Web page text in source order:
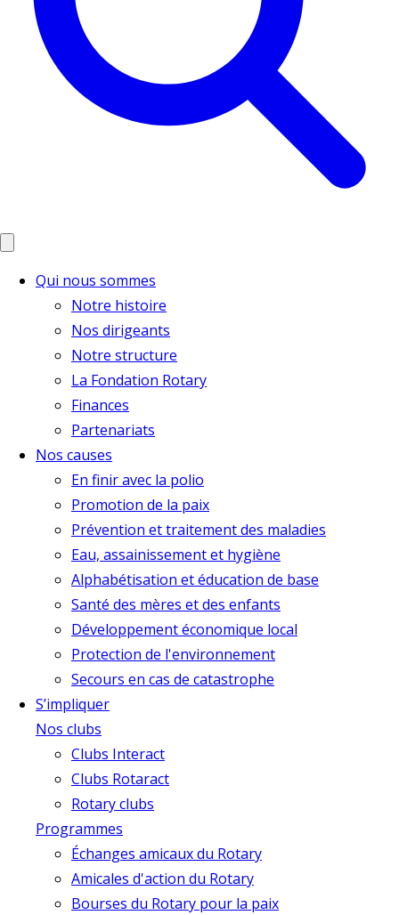
Qui nous sommes
Notre histoire
Nos dirigeants
Notre structure
La Fondation Rotary
Finances
Partenariats
Nos causes
En finir avec la polio
Promotion de la paix
Prévention et traitement des maladies
Eau, assainissement et hygiène
Alphabétisation et éducation de base
Santé des mères et des enfants
Développement économique local
Protection de l'environnement
Secours en cas de catastrophe
S’impliquer
Nos clubs
Clubs Interact
Clubs Rotaract
Rotary clubs
Programmes
Échanges amicaux du Rotary
Amicales d'action du Rotary
Bourses du Rotary pour la paix